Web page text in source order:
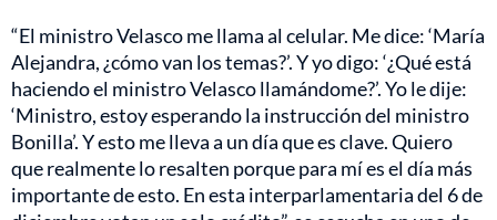
“El ministro Velasco me llama al celular. Me dice: ‘María
Alejandra, ¿cómo van los temas?’. Y yo digo: ‘¿Qué está
haciendo el ministro Velasco llamándome?’. Yo le dije:
‘Ministro, estoy esperando la instrucción del ministro
Bonilla’. Y esto me lleva a un día que es clave. Quiero
que realmente lo resalten porque para mí es el día más
importante de esto. En esta interparlamentaria del 6 de